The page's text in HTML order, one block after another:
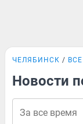
ЧЕЛЯБИНСК
Новости